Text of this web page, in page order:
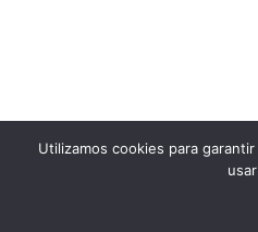
Utilizamos cookies para